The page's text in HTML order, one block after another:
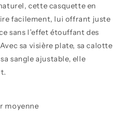
cette casquette en
facilement, lui offrant juste
sans l’effet étouffant des
sa visière plate, sa calotte
sangle ajustable, elle
moyenne